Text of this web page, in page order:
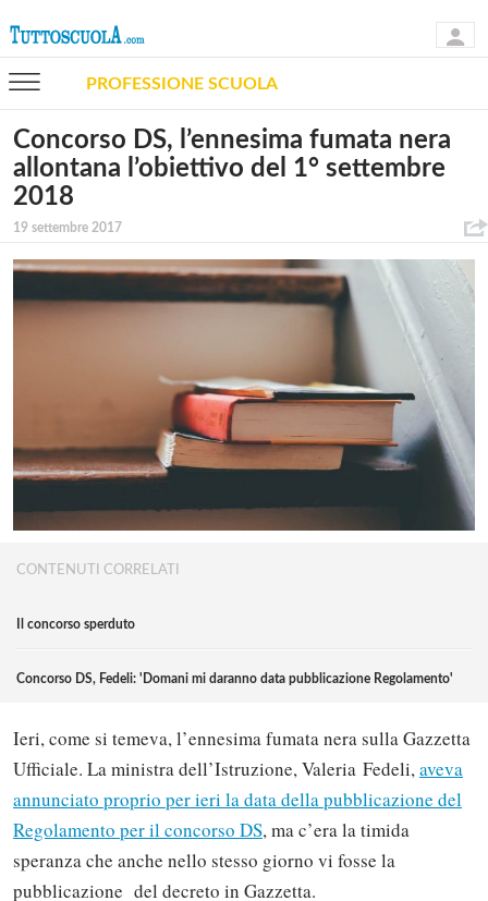
PROFESSIONE SCUOLA
Concorso DS, l’ennesima fumata nera
allontana l’obiettivo del 1° settembre
2018
19 settembre 2017
CONTENUTI CORRELATI
Il concorso sperduto
Concorso DS, Fedeli: 'Domani mi daranno data pubblicazione Regolamento'
Ieri, come si temeva, l’ennesima fumata nera sulla Gazzetta
Ufficiale. La ministra dell’Istruzione, Valeria Fedeli,aveva
annunciato proprio per ieri la data della pubblicazione del
Regolamento per il concorso DS, ma c’era la timida
speranza che anche nello stesso giorno vi fosse la
pubblicazione del decreto in Gazzetta.